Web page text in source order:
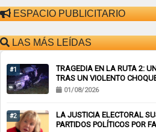
ESPACIO PUBLICITARIO
LAS MÁS LEÍDAS
#1
TRAGEDIA EN LA RUTA 2:
TRAS UN VIOLENTO
01/08/2026
#2
LA JUSTICIA ELECTORAL
PARTIDOS POLÍTICOS POR